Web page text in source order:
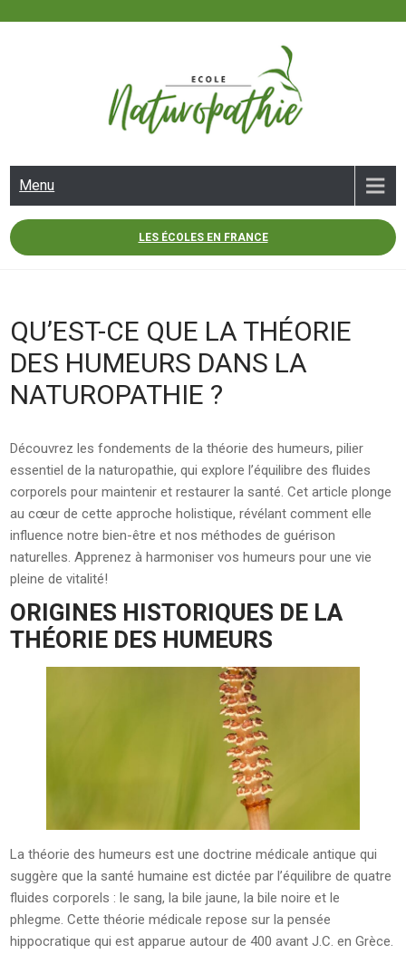
ECOLE NATUROPATHIE
Menu
LES ÉCOLES EN FRANCE
QU’EST-CE QUE LA THÉORIE
DES HUMEURS DANS LA
NATUROPATHIE ?
Découvrez les fondements de la théorie des humeurs, pilier
essentiel de la naturopathie, qui explore l’équilibre des fluides
corporels pour maintenir et restaurer la santé. Cet article plonge
au cœur de cette approche holistique, révélant comment elle
influence notre bien-être et nos méthodes de guérison
naturelles. Apprenez à harmoniser vos humeurs pour une vie
pleine de vitalité!
ORIGINES HISTORIQUES DE LA
THÉORIE DES HUMEURS
La théorie des humeurs est une doctrine médicale antique qui
suggère que la santé humaine est dictée par l’équilibre de quatre
fluides corporels : le sang, la bile jaune, la bile noire et le
phlegme. Cette théorie médicale repose sur la pensée
hippocratique qui est apparue autour de 400 avant J.C. en Grèce.